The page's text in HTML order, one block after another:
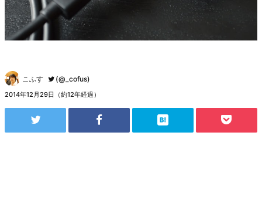
こふす (@_cofus)
2014年12月29日（約12年経過）